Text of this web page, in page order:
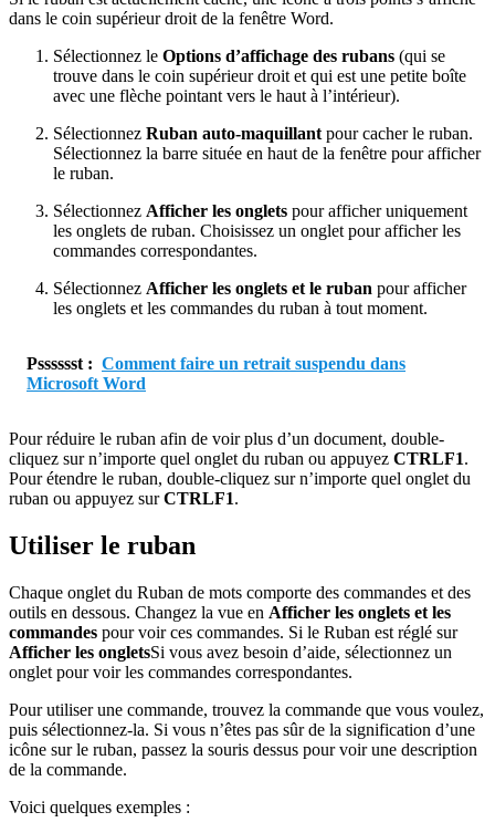
dans le coin supérieur droit de la fenêtre Word.
Sélectionnez le Options d’affichage des rubans (qui se
trouve dans le coin supérieur droit et qui est une petite boîte
avec une flèche pointant vers le haut à l’intérieur).
Sélectionnez Ruban auto-maquillant pour cacher le ruban.
Sélectionnez la barre située en haut de la fenêtre pour afficher
le ruban.
Sélectionnez Afficher les onglets pour afficher uniquement
les onglets de ruban. Choisissez un onglet pour afficher les
commandes correspondantes.
Sélectionnez Afficher les onglets et le ruban pour afficher
les onglets et les commandes du ruban à tout moment.
Psssssst : Comment faire un retrait suspendu dans
Microsoft Word
Pour réduire le ruban afin de voir plus d’un document, double-
cliquez sur n’importe quel onglet du ruban ou appuyez CTRLF1.
Pour étendre le ruban, double-cliquez sur n’importe quel onglet du
ruban ou appuyez surCTRLF1.
Utiliser le ruban
Chaque onglet du Ruban de mots comporte des commandes et des
outils en dessous. Changez la vue en Afficher les onglets et les
commandes pour voir ces commandes. Si le Ruban est réglé sur
Afficher les ongletsSi vous avez besoin d’aide, sélectionnez un
onglet pour voir les commandes correspondantes.
Pour utiliser une commande, trouvez la commande que vous voulez,
puis sélectionnez-la. Si vous n’êtes pas sûr de la signification d’une
icône sur le ruban, passez la souris dessus pour voir une description
de la commande.
Voici quelques exemples :